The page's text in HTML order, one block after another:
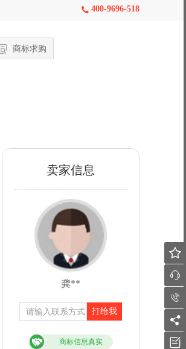
 400-9696-518
商标求购
卖家信息
龚**
打给我
商标信息真实




